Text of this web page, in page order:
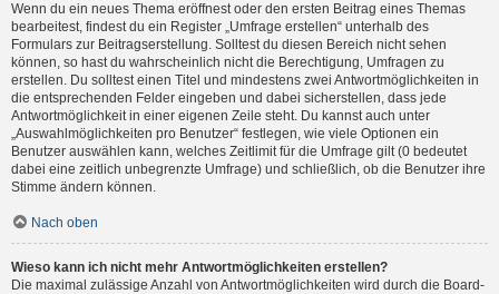
Wenn du ein neues Thema eröffnest oder den ersten Beitrag eines Themas
bearbeitest, findest du ein Register „Umfrage erstellen“ unterhalb des
Formulars zur Beitragserstellung. Solltest du diesen Bereich nicht sehen
können, so hast du wahrscheinlich nicht die Berechtigung, Umfragen zu
erstellen. Du solltest einen Titel und mindestens zwei Antwortmöglichkeiten in
die entsprechenden Felder eingeben und dabei sicherstellen, dass jede
Antwortmöglichkeit in einer eigenen Zeile steht. Du kannst auch unter
„Auswahlmöglichkeiten pro Benutzer“ festlegen, wie viele Optionen ein
Benutzer auswählen kann, welches Zeitlimit für die Umfrage gilt (0 bedeutet
dabei eine zeitlich unbegrenzte Umfrage) und schließlich, ob die Benutzer ihre
Stimme ändern können.
Nach oben
Wieso kann ich nicht mehr Antwortmöglichkeiten erstellen?
Die maximal zulässige Anzahl von Antwortmöglichkeiten wird durch die Board-